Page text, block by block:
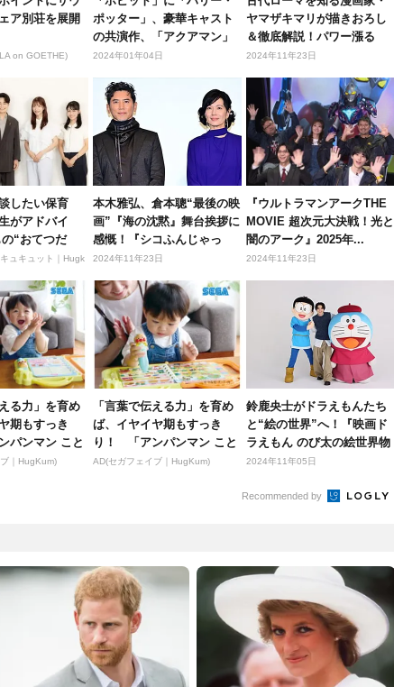
ア別荘を展開
on GOETHE)
ポッター」、豪華キャスト
の共演作、「アクアマン」
最新作ま...
2024年01年04日
ヤマザキマリが描きおろし
＆徹底解説！パワー漲る
『グラディ...
2024年11年23日
したい保育
がアドバイ
“おてつだ
...ュキュット｜Hugk
本木雅弘、倉本聰“最後の映
画”『海の沈黙』舞台挨拶に
感慨！『シコふんじゃっ
た。』...
2024年11年23日
『ウルトラマンアークTHE
MOVIE 超次元大決戦！光と
闇のアーク』2025年...
2024年11年23日
る力」を育め
期もすっき
パンマン こと
｜HugKum)
「言葉で伝える力」を育め
ば、イヤイヤ期もすっき
り！ 「アンパンマン こと
ばずかん...
AD(セガフェイブ｜HugKum)
鈴鹿央士がドラえもんたち
と“絵の世界”へ！『映画ド
ラえもん のび太の絵世界物
語』...
2024年11年05日
Recommended by